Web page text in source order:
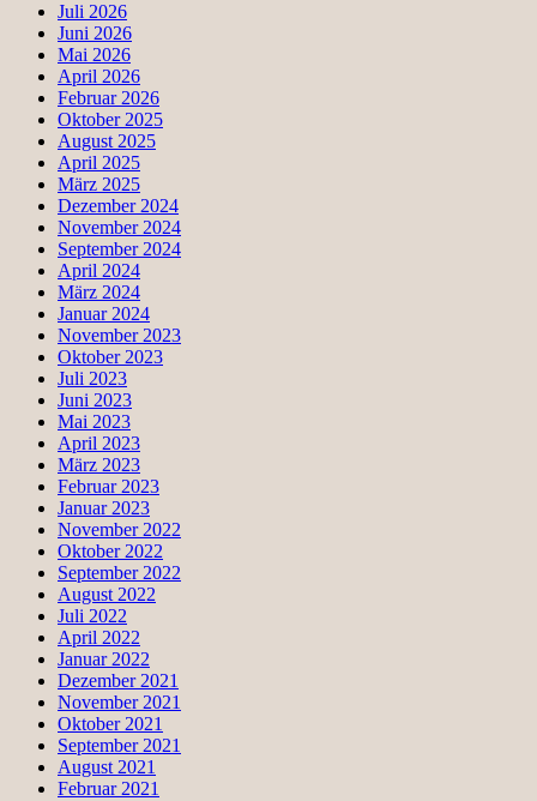
Juli 2026
Juni 2026
Mai 2026
April 2026
Februar 2026
Oktober 2025
August 2025
April 2025
März 2025
Dezember 2024
November 2024
September 2024
April 2024
März 2024
Januar 2024
November 2023
Oktober 2023
Juli 2023
Juni 2023
Mai 2023
April 2023
März 2023
Februar 2023
Januar 2023
November 2022
Oktober 2022
September 2022
August 2022
Juli 2022
April 2022
Januar 2022
Dezember 2021
November 2021
Oktober 2021
September 2021
August 2021
Februar 2021